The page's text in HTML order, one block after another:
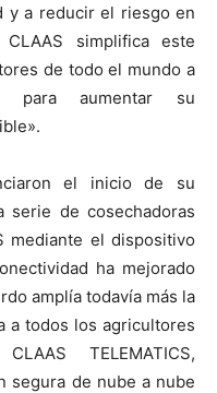
y a reducir el riesgo en
simplifica este
de todo el mundo a
para aumentar su
el inicio de su
serie de cosechadoras
mediante el dispositivo
ha mejorado
amplía todavía más la
a todos los agricultores
TELEMATICS,
segura de nube a nube